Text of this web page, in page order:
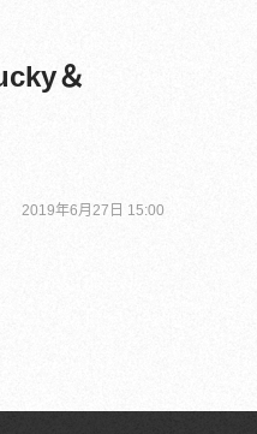
＆
2019年6月27日 15:00